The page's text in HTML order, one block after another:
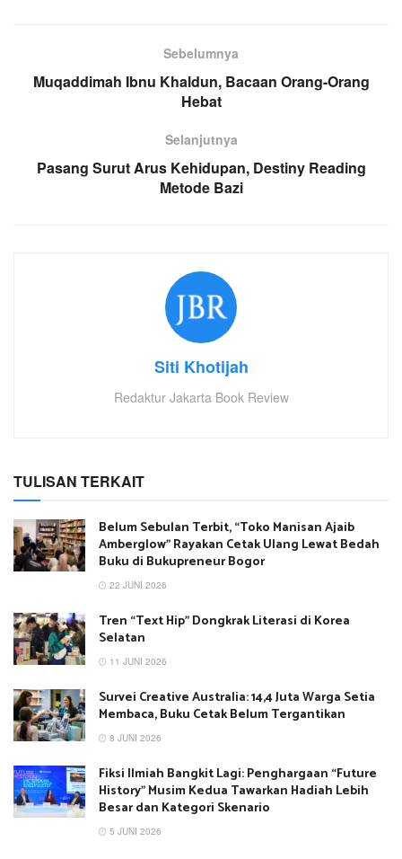
Sebelumnya
Muqaddimah Ibnu Khaldun, Bacaan Orang-Orang
Hebat
Selanjutnya
Pasang Surut Arus Kehidupan, Destiny Reading
Metode Bazi
Siti Khotijah
Redaktur Jakarta Book Review
TULISAN TERKAIT
Belum Sebulan Terbit, “Toko Manisan Ajaib
Amberglow” Rayakan Cetak Ulang Lewat Bedah
Buku di Bukupreneur Bogor
22 JUNI 2026
Tren “Text Hip” Dongkrak Literasi di Korea
Selatan
11 JUNI 2026
Survei Creative Australia: 14,4 Juta Warga Setia
Membaca, Buku Cetak Belum Tergantikan
8 JUNI 2026
Fiksi Ilmiah Bangkit Lagi: Penghargaan “Future
History” Musim Kedua Tawarkan Hadiah Lebih
Besar dan Kategori Skenario
5 JUNI 2026